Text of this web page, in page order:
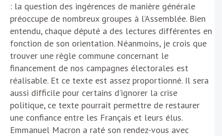
: la question des ingérences de manière générale
préoccupe de nombreux groupes à l’Assemblée. Bien
entendu, chaque député a des lectures différentes en
fonction de son orientation. Néanmoins, je crois que
trouver une règle commune concernant le
financement de nos campagnes électorales est
réalisable. Et ce texte est assez proportionné. Il sera
aussi difficile pour certains d’ignorer la crise
politique, ce texte pourrait permettre de restaurer
une confiance entre les Français et leurs élus.
Emmanuel Macron a raté son rendez-vous avec